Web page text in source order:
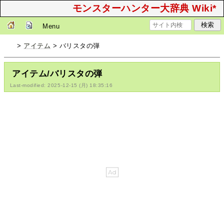
モンスターハンター大辞典 Wiki*
Menu
> アイテム > バリスタの弾
アイテム/バリスタの弾
Last-modified: 2025-12-15 (月) 18:35:16